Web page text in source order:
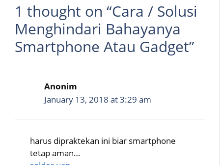
1 thought on “Cara / Solusi
Menghindari Bahayanya
Smartphone Atau Gadget”
Anonim
January 13, 2018 at 3:29 am
harus dipraktekan ini biar smartphone
tetap aman…